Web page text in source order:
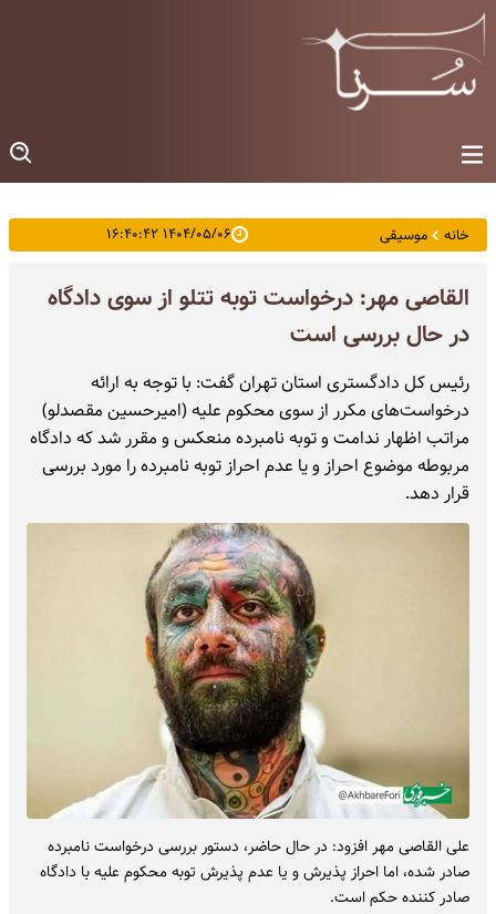
خانه موسیقی ۱۴۰۴/۰۵/۰۶ ۱۶:۴۰:۴۲
القاصی مهر: درخواست توبه تتلو از سوی دادگاه
در حال بررسی است
رئیس کل دادگستری استان تهران گفت: با توجه به ارائه
درخواست‌های مکرر از سوی محکوم علیه (امیرحسین مقصدلو)
مراتب اظهار ندامت و توبه نامبرده منعکس و مقرر شد که دادگاه
مربوطه موضوع احراز و یا عدم احراز توبه نامبرده را مورد بررسی
قرار دهد.
علی القاصی مهر افزود: در حال حاضر، دستور بررسی درخواست نامبرده
صادر شده، اما احراز پذیرش و یا عدم پذیرش توبه محکوم علیه با دادگاه
صادر کننده حکم است.